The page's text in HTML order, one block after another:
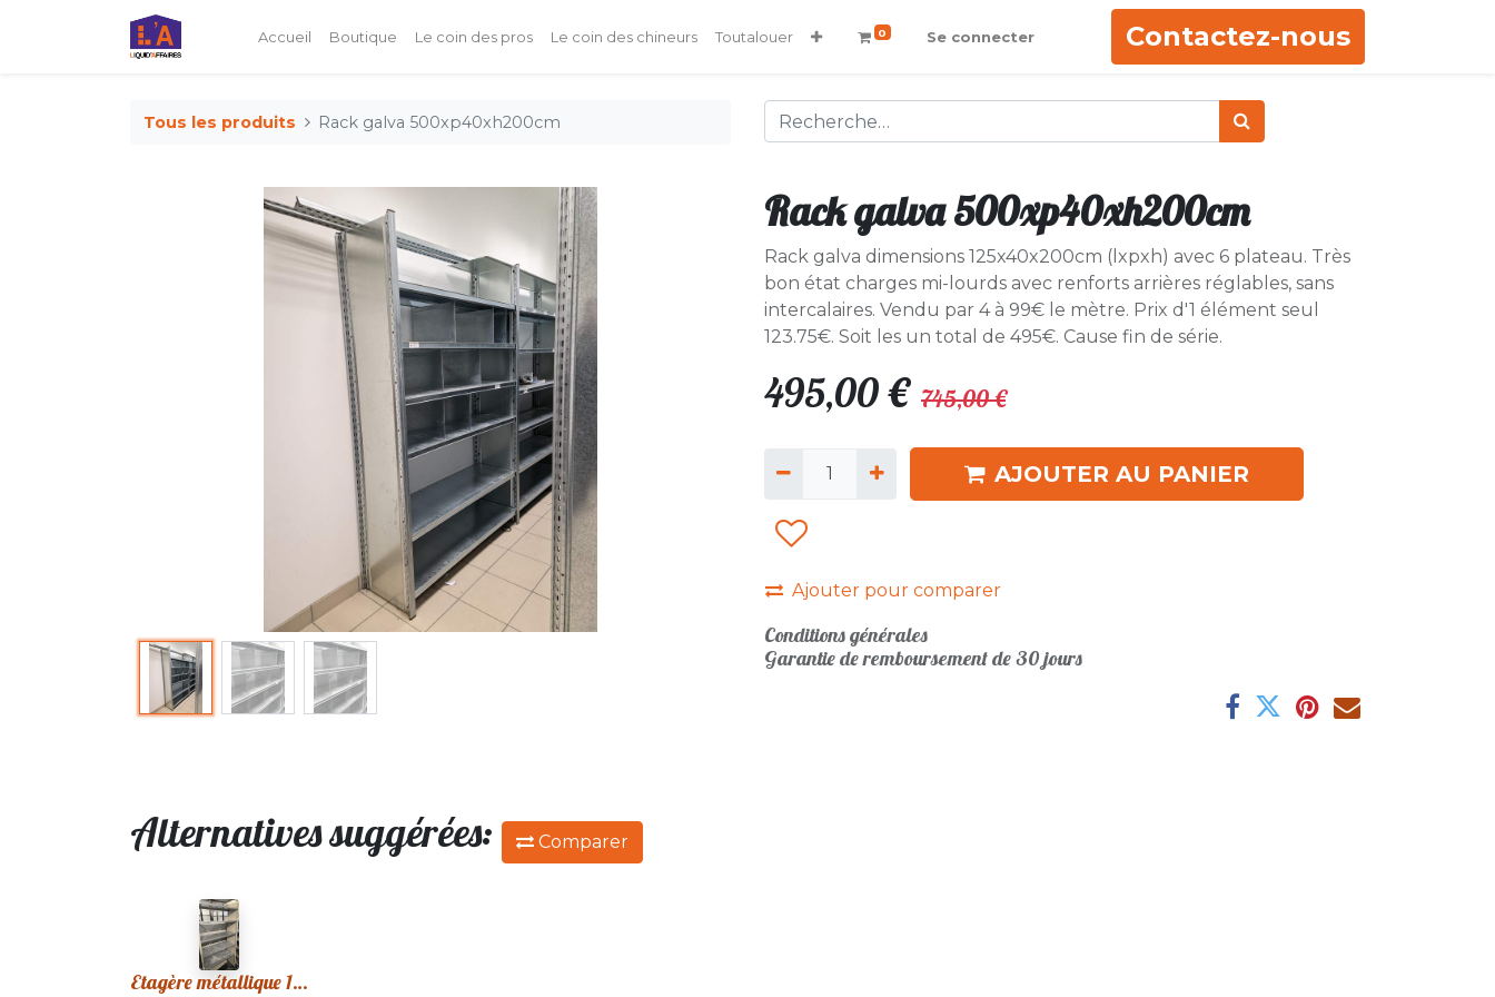
Accueil Boutique Le coin des pros Le coin des chineurs Toutalouer 0 Se connecter Contactez-nous
Tous les produits Rack galva 500xp40xh200cm
Rack galva 500xp40xh200cm
Rack galva dimensions 125x40x200cm (lxpxh) avec 6 plateau. Très
bon état charges mi-lourds avec renforts arrières réglables, sans
intercalaires. Vendu par 4 à 99€ le mètre. Prix d'1 élément seul
123.75€. Soit les un total de 495€. Cause fin de série.
495,00€ 745,00€
AJOUTER AU PANIER
Ajouter pour comparer
Conditions générales
Garantie de remboursement de 30 jours
Alternatives suggérées: Comparer
Etagère métallique 100x36x200cm